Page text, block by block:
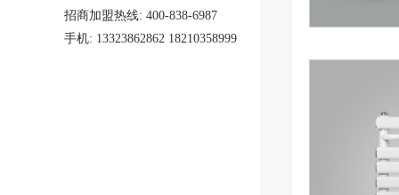
招商加盟热线: 400-838-6987
手机: 13323862862 18210358999